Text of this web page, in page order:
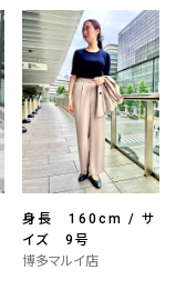
身長 160cm / サ
イズ 9号
博多マルイ店